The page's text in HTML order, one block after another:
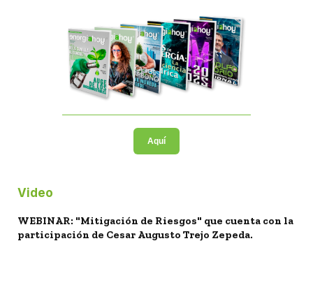
Aquí
Video
WEBINAR: "Mitigación de Riesgos" que cuenta con la
participación de Cesar Augusto Trejo Zepeda.